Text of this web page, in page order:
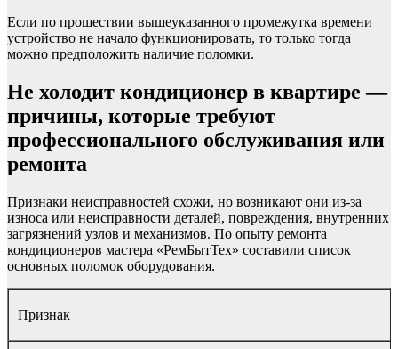
Если по прошествии вышеуказанного промежутка времени
устройство не начало функционировать, то только тогда
можно предположить наличие поломки.
Не холодит кондиционер в квартире —
причины, которые требуют
профессионального обслуживания или
ремонта
Признаки неисправностей схожи, но возникают они из-за
износа или неисправности деталей, повреждения, внутренних
загрязнений узлов и механизмов. По опыту ремонта
кондиционеров мастера «РемБытТех» составили список
основных поломок оборудования.
Признак